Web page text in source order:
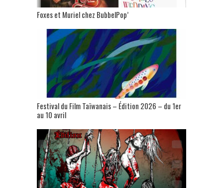
Foxes et Muriel chez BubbelPop’
Festival du Film Taïwanais – Édition 2026 – du 1er
au 10 avril